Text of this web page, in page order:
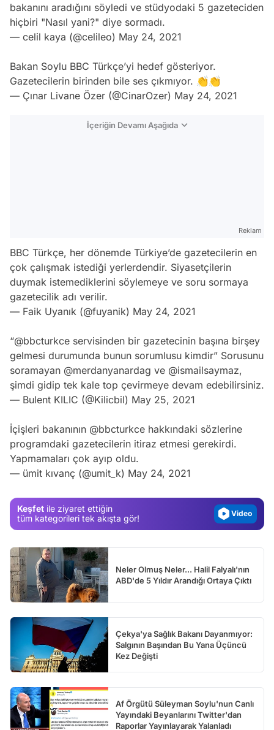
bakanını aradığını söyledi ve stüdyodaki 5 gazeteciden
hiçbiri "Nasıl yani?" diye sormadı.
— celil kaya (@celileo) May 24, 2021
Bakan Soylu BBC Türkçe’yi hedef gösteriyor.
Gazetecilerin birinden bile ses çıkmıyor. 👏👏
— Çınar Livane Özer (@CinarOzer) May 24, 2021
İçeriğin Devamı Aşağıda
Reklam
BBC Türkçe, her dönemde Türkiye’de gazetecilerin en
çok çalışmak istediği yerlerdendir. Siyasetçilerin
duymak istemediklerini söylemeye ve soru sormaya
gazetecilik adı verilir.
— Faik Uyanık (@fuyanik) May 24, 2021
“@bbcturkce servisinden bir gazetecinin başına birşey
gelmesi durumunda bunun sorumlusu kimdir” Sorusunu
soramayan @merdanyanardag ve @ismailsaymaz,
şimdi gidip tek kale top çevirmeye devam edebilirsiniz.
— Bulent KILIC (@Kilicbil) May 25, 2021
İçişleri bakanının @bbcturkce hakkındaki sözlerine
programdaki gazetecilerin itiraz etmesi gerekirdi.
Yapmamaları çok ayıp oldu.
— ümit kıvanç (@umit_k) May 24, 2021
Keşfet ile ziyaret ettiğin
tüm kategorileri tek akışta gör!
Video
Video
Neler Olmuş Neler... Halil Falyalı'nın
ABD'de 5 Yıldır Arandığı Ortaya Çıktı
Çekya'ya Sağlık Bakanı Dayanmıyor:
Salgının Başından Bu Yana Üçüncü
Kez Değişti
Af Örgütü Süleyman Soylu'nun Canlı
Yayındaki Beyanlarını Twitter'dan
Raporlar Yayınlayarak Yalanladı